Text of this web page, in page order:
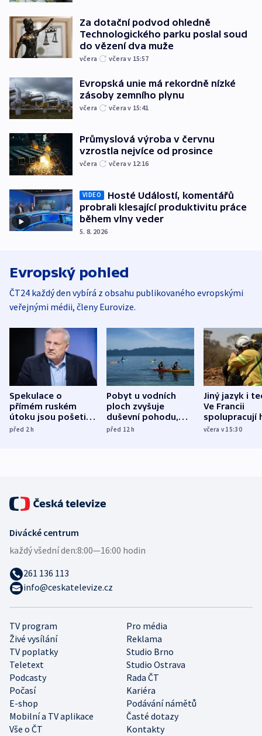
Za dotační podvod ohledně
Technologického parku poslal soud
do vězení dva muže
včera včera v 15:57
Evropská unie má rekordně nízké
zásoby zemního plynu
včera včera v 15:41
Průmyslová výroba v červnu
vzrostla nejvíce od prosince
včera včera v 12:16
VIDEO
Hosté Událostí, komentářů
probrali klesající produktivitu práce
během vlny veder
5. 8. 2026
Evropský pohled
ČT24 každý den vybírá z obsahu publikovaného evropskými
veřejnými médii, členy Eurovize.
Spekulace o
přímém ruském
útoku jsou pošetilé,
míní estonský
před 2h
Pobyt u vodních
ploch zvyšuje
duševní pohodu,
ukázala
před 12h
Jiný jazyk i
Ve Francii
spolupracují
různých zemí
včera v 15:30
TV program
Pro média
Živé vysílání
Reklama
TV poplatky
Studio Brno
Teletext
Studio Ostrava
Podcasty
Rada ČT
Počasí
Kariéra
E-shop
Podávání námětů
Mobilní a TV aplikace
Časté dotazy
Vše o ČT
Kontakty
Divácké centrum
každý všední den:8:00—16:00 hodin
261 136 113
info@ceskatelevize.cz